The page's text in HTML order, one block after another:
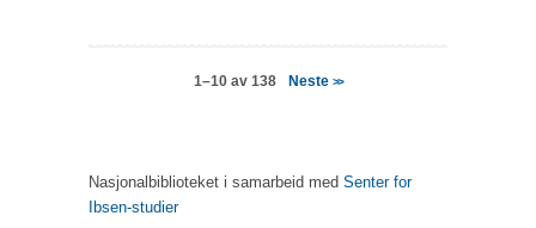
1–10 av 138 Neste >>
Nasjonalbiblioteket i samarbeid med Senter for
Ibsen-studier